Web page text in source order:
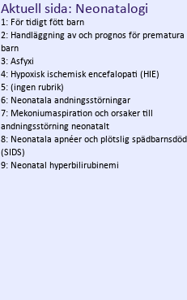
Aktuell sida: Neonatalogi
1: För tidigt fött barn
2: Handläggning av och prognos för prematura
barn
3: Asfyxi
4: Hypoxisk ischemisk encefalopati (HIE)
5: (ingen rubrik)
6: Neonatala andningsstörningar
7: Mekoniumaspiration och orsaker till
andningsstörning neonatalt
8: Neonatala apnéer och plötslig spädbarnsdöd
(SIDS)
9: Neonatal hyperbilirubinemi